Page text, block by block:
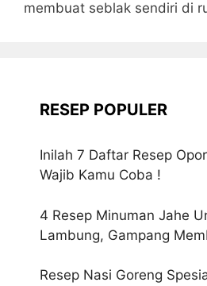
membuat seblak sendiri di
RESEP POPULER
Inilah 7 Daftar Resep
Wajib Kamu Coba !
4 Resep Minuman Jahe
Lambung, Gampang
Resep Nasi Goreng